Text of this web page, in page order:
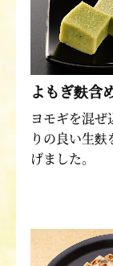
よもぎ麩含
ヨモギを混ぜ
りの良い生麩
げました。